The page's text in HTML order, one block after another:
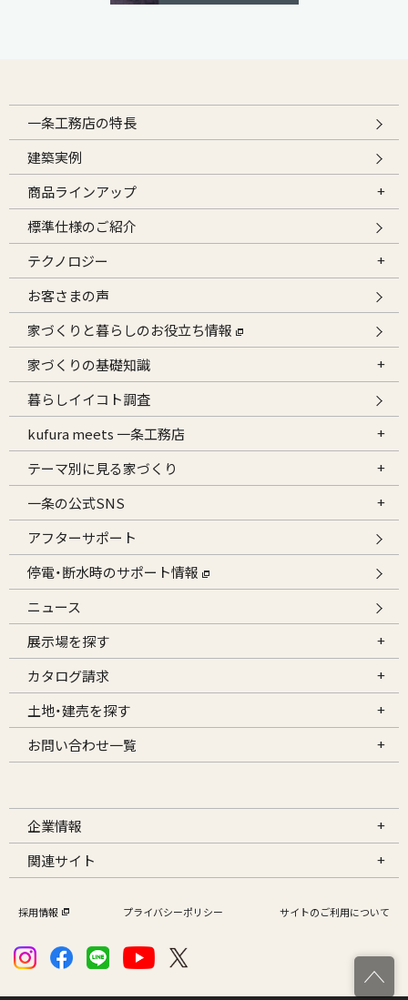
一条工務店の特長
建築実例
商品ラインアップ
標準仕様のご紹介
テクノロジー
お客さまの声
家づくりと暮らしのお役立ち情報
家づくりの基礎知識
暮らしイイコト調査
kufura meets 一条工務店
テーマ別に見る家づくり
一条の公式SNS
アフターサポート
停電・断水時のサポート情報
ニュース
展示場を探す
カタログ請求
土地・建売を探す
お問い合わせ一覧
企業情報
関連サイト
採用情報 プライバシーポリシー サイトのご利用について